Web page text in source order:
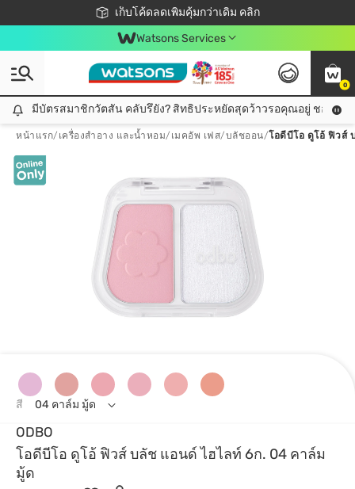
เก็บโค้ดลดเพิ่มคุ้มกว่าเดิม คลิก
ชอปออนไลน์ครั้งแรก ลดเพิ่มจุก ๆ 10%! 🎉
📦ส่งฟรี! เมื่อชอป 499฿
สมาชิกวัตสัน คลับดียังไง?
Watsons Services
0
มีบัตรสมาชิกวัตสัน คลับรึยัง? สิทธิประหยัดสุดว้าวรอคุณอยู่ ชอปคุ้มกว่าเดิม คลิก!
มีบัตรสมาชิกวัตสัน คลับรึยัง? สิทธิประหยัดสุดว้าวรอคุณอยู่ ชอปคุ้มก
หน้าแรก/ เครื่องสำอาง และน้ำหอม/ เมคอัพ เฟส/บลัชออน/โอดีบีโอ ดูโอ้ ฟิวส์
ODBO
โอดีบีโอ ดูโอ้ ฟิวส์ บลัช แอนด์ ไฮไลท์ 6ก. 04 คาล์ม
มู้ด
สี 04 คาล์ม มู้ด